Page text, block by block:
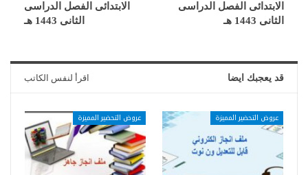
الابتدائى الفصل الدراسى
الثانى 1443 هـ
الابتدائى الفصل الدراسى
الثانى 1443 هـ
قد يعجبك ايضا اقرأ لنفس الكاتب
عروض التحضير المميزة عروض التحضير المميزة